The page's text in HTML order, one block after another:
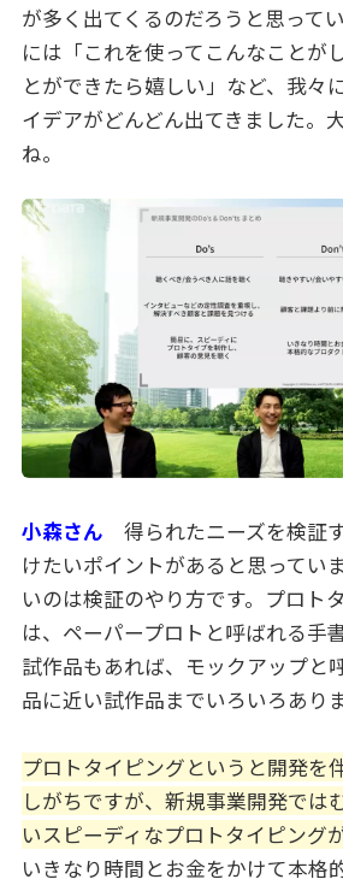
が多く出てくるのだろうと思って
には「これを使ってこんなことが
とができたら嬉しい」など、我々
イデアがどんどん出てきました。
ね。
小森さん 得られたニーズを検証
けたいポイントがあると思ってい
いのは検証のやり方です。プロト
は、ペーパープロトと呼ばれる手
試作品もあれば、モックアップと
品に近い試作品までいろいろありま
プロトタイピングというと開発を
しがちですが、新規事業開発では
いスピーディなプロトタイピング
いきなり時間とお金をかけて本格